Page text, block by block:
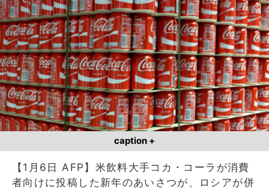
caption +
【1月6日 AFP】米飲料大手コカ・コーラが消費
者向けに投稿した新年のあいさつが、ロシアが併